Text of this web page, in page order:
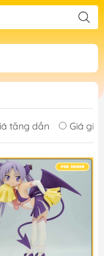
tăng dần Giá